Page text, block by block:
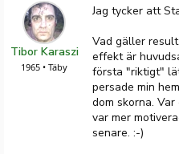
Tibor Karaszi
1965 • Täby
Jag tycker att
Vad gäller
effekt är
första "riktigt"
persade min
dom skorna.
var mer
senare. :-)